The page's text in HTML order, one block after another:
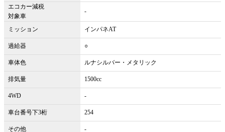
エコカー減税
対象車
-
ミッション インパネAT
過給器 ○
車体色 ルナシルバー・メタリック
排気量 1500cc
4WD -
車台番号下3桁 254
その他 -